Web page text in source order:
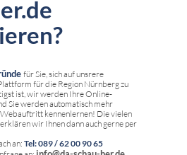
für Sie, sich auf unsrere
für die Region Nürnberg zu
ist, wir werden Ihre Online-
Sie werden automatisch mehr
kennenlernen! Die vielen
wir Ihnen dann auch gerne per
an: Tel: 089 / 62 00 90 65